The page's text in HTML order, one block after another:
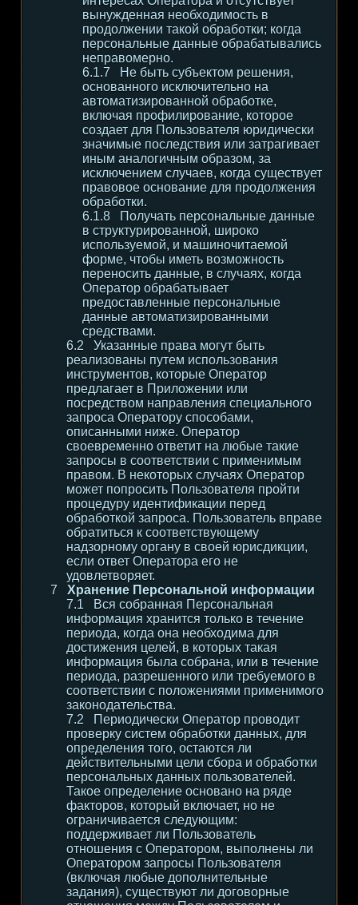
вынужденная необходимость в
продолжении такой обработки; когда
персональные данные обрабатывались
неправомерно.
Не быть субъектом решения,
основанного исключительно на
автоматизированной обработке,
включая профилирование, которое
создает для Пользователя юридически
значимые последствия или затрагивает
иным аналогичным образом, за
исключением случаев, когда существует
правовое основание для продолжения
обработки.
Получать персональные данные
в структурированной, широко
используемой, и машиночитаемой
форме, чтобы иметь возможность
переносить данные, в случаях, когда
Оператор обрабатывает
предоставленные персональные
данные автоматизированными
средствами.
Указанные права могут быть
реализованы путем использования
инструментов, которые Оператор
предлагает в Приложении или
посредством направления специального
запроса Оператору способами,
описанными ниже. Оператор
своевременно ответит на любые такие
запросы в соответствии с применимым
правом. В некоторых случаях Оператор
может попросить Пользователя пройти
процедуру идентификации перед
обработкой запроса. Пользователь вправе
обратиться к соответствующему
надзорному органу в своей юрисдикции,
если ответ Оператора его не
удовлетворяет.
Хранение Персональной информации
Вся собранная Персональная
информация хранится только в течение
периода, когда она необходима для
достижения целей, в которых такая
информация была собрана, или в течение
периода, разрешенного или требуемого в
соответствии с положениями применимого
законодательства.
Периодически Оператор проводит
проверку систем обработки данных, для
определения того, остаются ли
действительными цели сбора и обработки
персональных данных пользователей.
Такое определение основано на ряде
факторов, который включает, но не
ограничивается следующим:
поддерживает ли Пользователь
отношения с Оператором, выполнены ли
Оператором запросы Пользователя
(включая любые дополнительные
задания), существуют ли договорные